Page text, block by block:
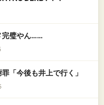
完璧やん……
「今後も井上で行く」